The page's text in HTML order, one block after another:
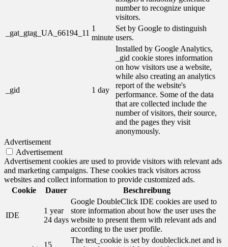
number to recognize unique
visitors.
_gat_gtag_UA_66194_11
1
minute
Set by Google to distinguish
users.
_gid 1 day
Installed by Google Analytics,
_gid cookie stores information
on how visitors use a website,
while also creating an analytics
report of the website's
performance. Some of the data
that are collected include the
number of visitors, their source,
and the pages they visit
anonymously.
Advertisement
Advertisement
Advertisement cookies are used to provide visitors with relevant ads
and marketing campaigns. These cookies track visitors across
websites and collect information to provide customized ads.
Cookie
Dauer Beschreibung
IDE
1 year
24 days
Google DoubleClick IDE cookies are used to
store information about how the user uses the
website to present them with relevant ads and
according to the user profile.
15
The test_cookie is set by doubleclick.net and is